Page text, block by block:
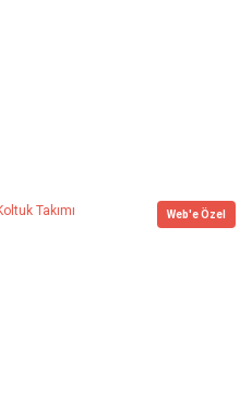
Web'e Özel